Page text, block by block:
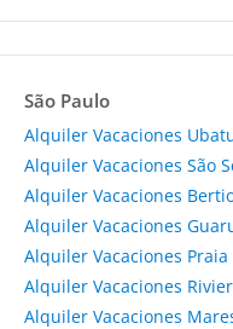
São Paulo
Alquiler Vacaciones
Alquiler Vacaciones São
Alquiler Vacaciones
Alquiler Vacaciones
Alquiler Vacaciones
Alquiler Vacaciones
Alquiler Vacaciones